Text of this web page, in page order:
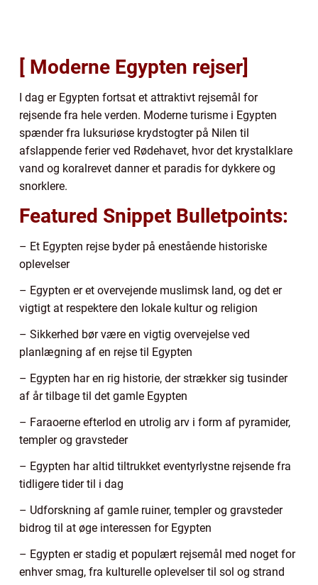
[ Moderne Egypten rejser]
I dag er Egypten fortsat et attraktivt rejsemål for
rejsende fra hele verden. Moderne turisme i Egypten
spænder fra luksuriøse krydstogter på Nilen til
afslappende ferier ved Rødehavet, hvor det krystalklare
vand og koralrevet danner et paradis for dykkere og
snorklere.
Featured Snippet Bulletpoints:
– Et Egypten rejse byder på enestående historiske
oplevelser
– Egypten er et overvejende muslimsk land, og det er
vigtigt at respektere den lokale kultur og religion
– Sikkerhed bør være en vigtig overvejelse ved
planlægning af en rejse til Egypten
– Egypten har en rig historie, der strækker sig tusinder
af år tilbage til det gamle Egypten
– Faraoerne efterlod en utrolig arv i form af pyramider,
templer og gravsteder
– Egypten har altid tiltrukket eventyrlystne rejsende fra
tidligere tider til i dag
– Udforskning af gamle ruiner, templer og gravsteder
bidrog til at øge interessen for Egypten
– Egypten er stadig et populært rejsemål med noget for
enhver smag, fra kulturelle oplevelser til sol og strand